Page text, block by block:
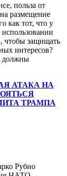
польза от
размещение
как тот, что у
чтобы защищать
интересов?
должны
АТАКА НА
ТРАМПА
Рубио